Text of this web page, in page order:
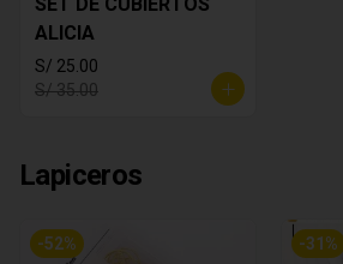
ALICIA
S/ 25.00
S/ 35.00
Lapiceros
-52% -31 %